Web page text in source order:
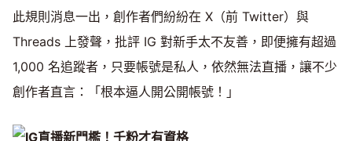
此規則消息一出，創作者們紛紛在 X（前 Twitter）與
Threads 上發聲，批評 IG 對新手太不友善，即便擁有超過
1,000 名追蹤者，只要帳號是私人，依然無法直播，讓不少
創作者直言：「根本逼人開公開帳號！」